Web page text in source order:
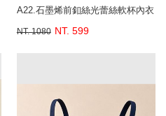
A22.石墨烯前釦絲光蕾絲軟杯內衣
NT. 1080 NT. 599